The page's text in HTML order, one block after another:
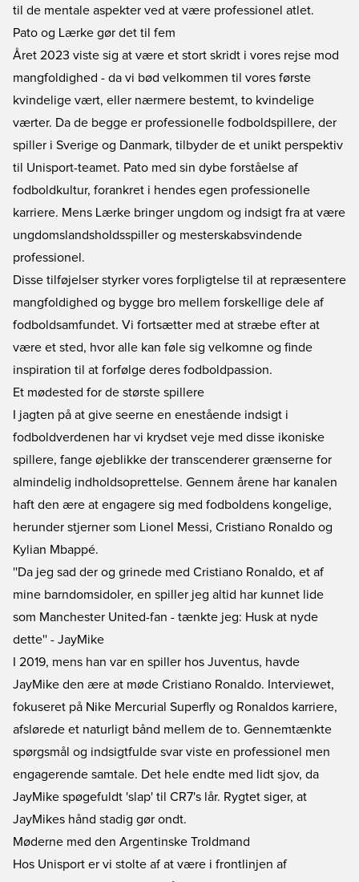
til de mentale aspekter ved at være professionel atlet.
Pato og Lærke gør det til fem
Året 2023 viste sig at være et stort skridt i vores rejse mod
mangfoldighed - da vi bød velkommen til vores første
kvindelige vært, eller nærmere bestemt, to kvindelige
værter. Da de begge er professionelle fodboldspillere, der
spiller i Sverige og Danmark, tilbyder de et unikt perspektiv
til Unisport-teamet. Pato med sin dybe forståelse af
fodboldkultur, forankret i hendes egen professionelle
karriere. Mens Lærke bringer ungdom og indsigt fra at være
ungdomslandsholdsspiller og mesterskabsvindende
professionel.
Disse tilføjelser styrker vores forpligtelse til at repræsentere
mangfoldighed og bygge bro mellem forskellige dele af
fodboldsamfundet. Vi fortsætter med at stræbe efter at
være et sted, hvor alle kan føle sig velkomne og finde
inspiration til at forfølge deres fodboldpassion.
Et mødested for de største spillere
I jagten på at give seerne en enestående indsigt i
fodboldverdenen har vi krydset veje med disse ikoniske
spillere, fange øjeblikke der transcenderer grænserne for
almindelig indholdsoprettelse. Gennem årene har kanalen
haft den ære at engagere sig med fodboldens kongelige,
herunder stjerner som Lionel Messi, Cristiano Ronaldo og
Kylian Mbappé.
''Da jeg sad der og grinede med Cristiano Ronaldo, et af
mine barndomsidoler, en spiller jeg altid har kunnet lide
som Manchester United-fan - tænkte jeg: Husk at nyde
dette'' - JayMike
I 2019, mens han var en spiller hos Juventus, havde
JayMike den ære at møde Cristiano Ronaldo. Interviewet,
fokuseret på Nike Mercurial Superfly og Ronaldos karriere,
afslørede et naturligt bånd mellem de to. Gennemtænkte
spørgsmål og indsigtfulde svar viste en professionel men
engagerende samtale. Det hele endte med lidt sjov, da
JayMike spøgefuldt 'slap' til CR7's lår. Rygtet siger, at
JayMikes hånd stadig gør ondt.
Møderne med den Argentinske Troldmand
Hos Unisport er vi stolte af at være i frontlinjen af